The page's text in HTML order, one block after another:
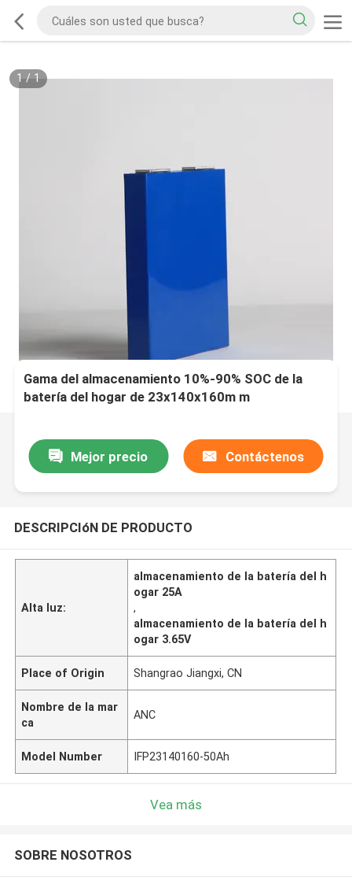
1 / 1
Gama del almacenamiento 10%-90% SOC de la
batería del hogar de 23x140x160m m
Mejor precio Contáctenos
DESCRIPCIóN DE PRODUCTO
Alta luz:
almacenamiento de la batería del h
ogar 25A
,
almacenamiento de la batería del h
ogar 3.65V
Place of Origin Shangrao Jiangxi, CN
Nombre de la mar
ca
ANC
Model Number IFP23140160-50Ah
Vea más
SOBRE NOSOTROS